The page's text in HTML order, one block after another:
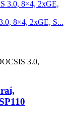
8×4, 2xGE, S...